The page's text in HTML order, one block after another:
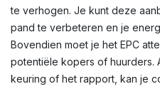
te verhogen. Je kunt deze
pand te verbeteren en je
Bovendien moet je het EPC
potentiële kopers of huurders.
keuring of het rapport, kan je